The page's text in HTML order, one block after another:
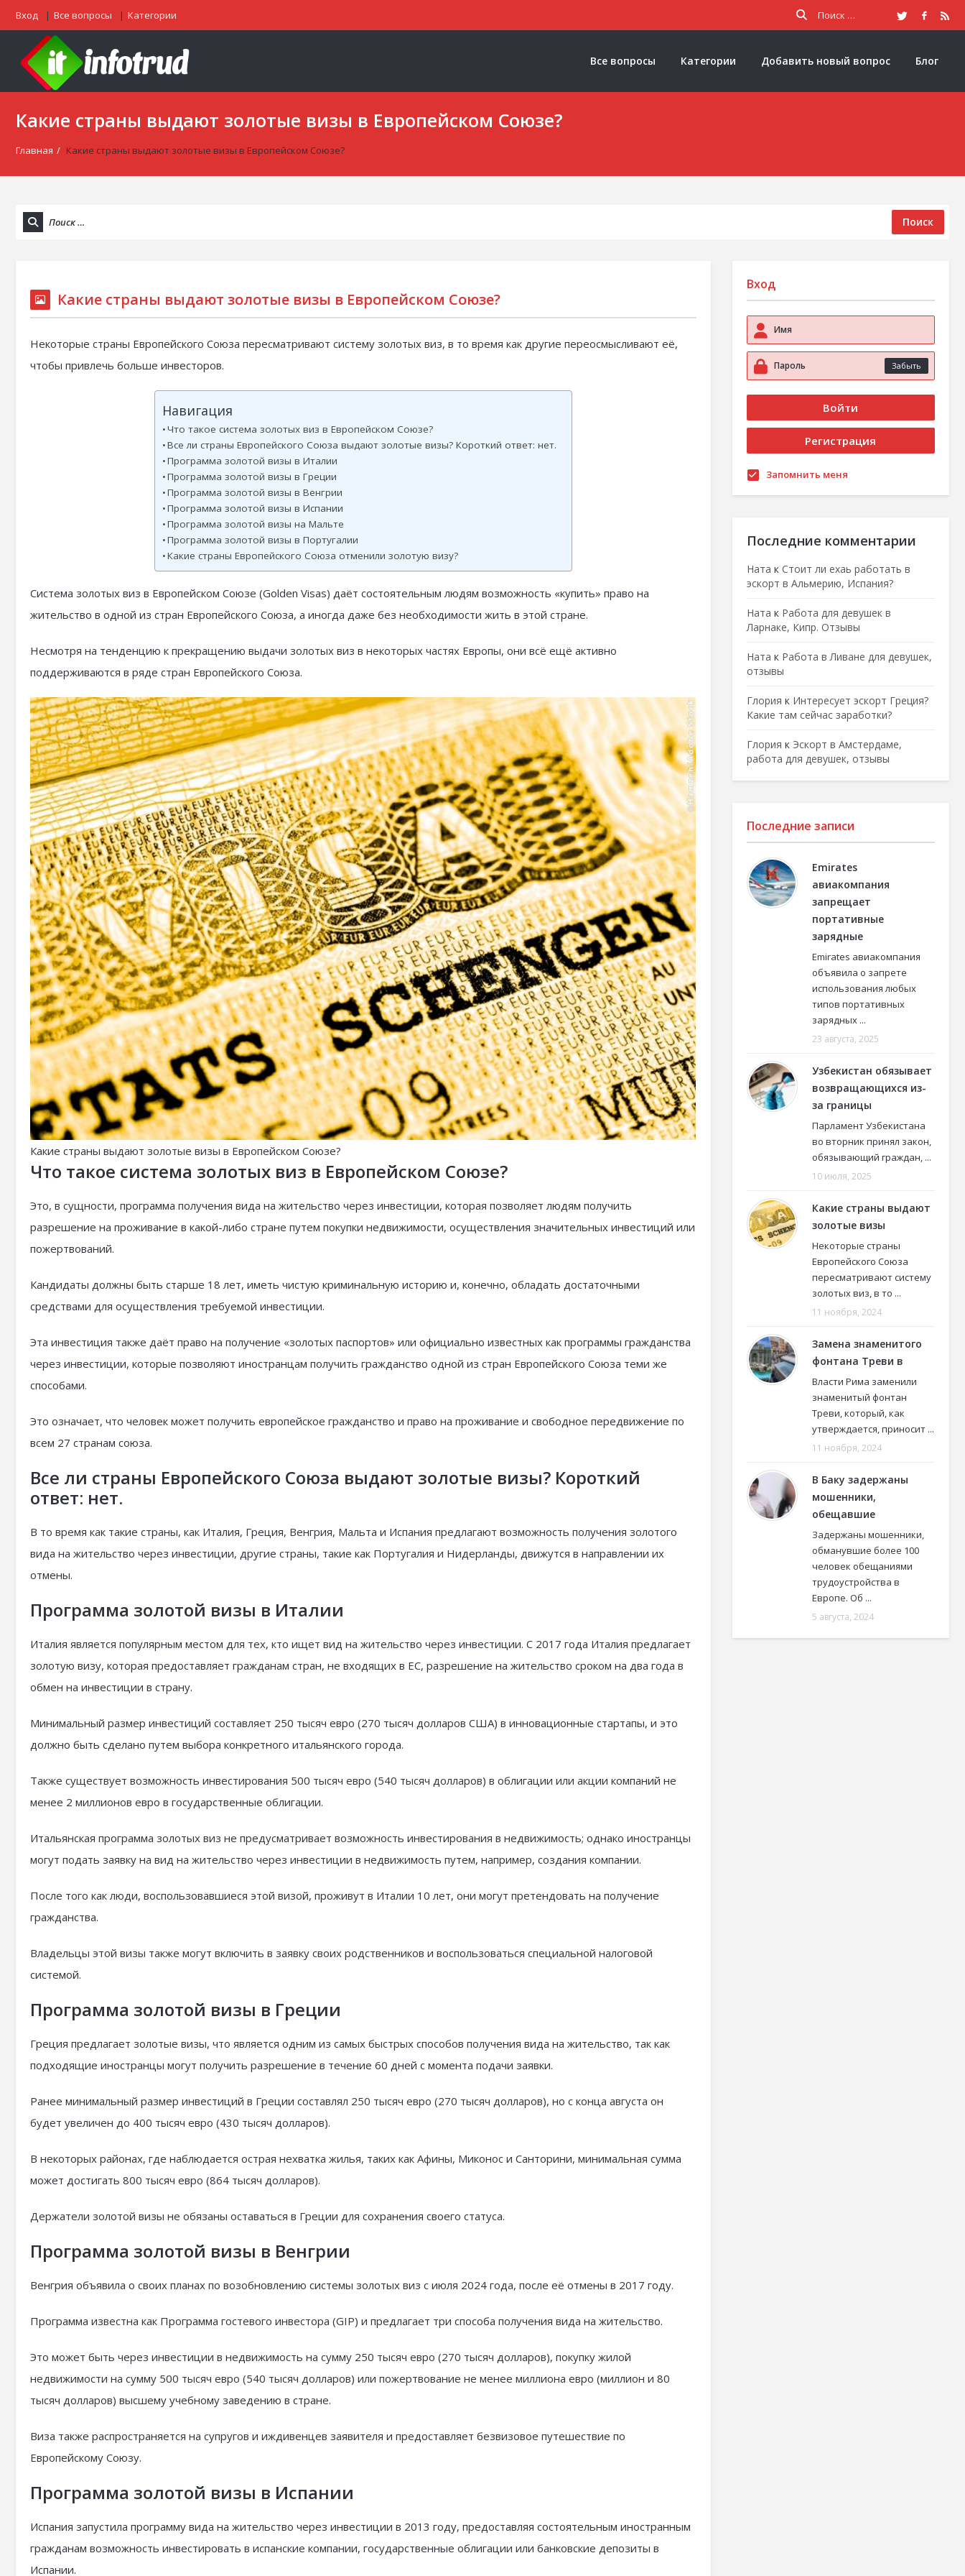
Вход Все вопросы Категории
Все вопросы Категории Добавить новый вопрос Блог
Какие страны выдают золотые визы в Европейском Союзе?
Главная / Какие страны выдают золотые визы в Европейском Союзе?
Поиск
Какие страны выдают золотые визы в Европейском Союзе?
Некоторые страны Европейского Союза пересматривают систему золотых виз, в то время как другие переосмысливают её,
чтобы привлечь больше инвесторов.
Навигация
Что такое система золотых виз в Европейском Союзе?
Все ли страны Европейского Союза выдают золотые визы? Короткий ответ: нет.
Программа золотой визы в Италии
Программа золотой визы в Греции
Программа золотой визы в Венгрии
Программа золотой визы в Испании
Программа золотой визы на Мальте
Программа золотой визы в Португалии
Какие страны Европейского Союза отменили золотую визу?
Система золотых виз в Европейском Союзе (Golden Visas) даёт состоятельным людям возможность «купить» право на
жительство в одной из стран Европейского Союза, а иногда даже без необходимости жить в этой стране.
Несмотря на тенденцию к прекращению выдачи золотых виз в некоторых частях Европы, они всё ещё активно
поддерживаются в ряде стран Европейского Союза.
Какие страны выдают золотые визы в Европейском Союзе?
Что такое система золотых виз в Европейском Союзе?
Это, в сущности, программа получения вида на жительство через инвестиции, которая позволяет людям получить
разрешение на проживание в какой-либо стране путем покупки недвижимости, осуществления значительных инвестиций или
пожертвований.
Кандидаты должны быть старше 18 лет, иметь чистую криминальную историю и, конечно, обладать достаточными
средствами для осуществления требуемой инвестиции.
Эта инвестиция также даёт право на получение «золотых паспортов» или официально известных как программы гражданства
через инвестиции, которые позволяют иностранцам получить гражданство одной из стран Европейского Союза теми же
способами.
Это означает, что человек может получить европейское гражданство и право на проживание и свободное передвижение по
всем 27 странам союза.
Все ли страны Европейского Союза выдают золотые визы? Короткий
ответ: нет.
В то время как такие страны, как Италия, Греция, Венгрия, Мальта и Испания предлагают возможность получения золотого
вида на жительство через инвестиции, другие страны, такие как Португалия и Нидерланды, движутся в направлении их
отмены.
Программа золотой визы в Италии
Италия является популярным местом для тех, кто ищет вид на жительство через инвестиции. С 2017 года Италия предлагает
золотую визу, которая предоставляет гражданам стран, не входящих в ЕС, разрешение на жительство сроком на два года в
обмен на инвестиции в страну.
Минимальный размер инвестиций составляет 250 тысяч евро (270 тысяч долларов США) в инновационные стартапы, и это
должно быть сделано путем выбора конкретного итальянского города.
Также существует возможность инвестирования 500 тысяч евро (540 тысяч долларов) в облигации или акции компаний не
менее 2 миллионов евро в государственные облигации.
Итальянская программа золотых виз не предусматривает возможность инвестирования в недвижимость; однако иностранцы
могут подать заявку на вид на жительство через инвестиции в недвижимость путем, например, создания компании.
После того как люди, воспользовавшиеся этой визой, проживут в Италии 10 лет, они могут претендовать на получение
гражданства.
Владельцы этой визы также могут включить в заявку своих родственников и воспользоваться специальной налоговой
системой.
Программа золотой визы в Греции
Греция предлагает золотые визы, что является одним из самых быстрых способов получения вида на жительство, так как
подходящие иностранцы могут получить разрешение в течение 60 дней с момента подачи заявки.
Ранее минимальный размер инвестиций в Греции составлял 250 тысяч евро (270 тысяч долларов), но с конца августа он
будет увеличен до 400 тысяч евро (430 тысяч долларов).
В некоторых районах, где наблюдается острая нехватка жилья, таких как Афины, Миконос и Санторини, минимальная сумма
может достигать 800 тысяч евро (864 тысяч долларов).
Держатели золотой визы не обязаны оставаться в Греции для сохранения своего статуса.
Программа золотой визы в Венгрии
Венгрия объявила о своих планах по возобновлению системы золотых виз с июля 2024 года, после её отмены в 2017 году.
Программа известна как Программа гостевого инвестора (GIP) и предлагает три способа получения вида на жительство.
Это может быть через инвестиции в недвижимость на сумму 250 тысяч евро (270 тысяч долларов), покупку жилой
недвижимости на сумму 500 тысяч евро (540 тысяч долларов) или пожертвование не менее миллиона евро (миллион и 80
тысяч долларов) высшему учебному заведению в стране.
Виза также распространяется на супругов и иждивенцев заявителя и предоставляет безвизовое путешествие по
Европейскому Союзу.
Программа золотой визы в Испании
Испания запустила программу вида на жительство через инвестиции в 2013 году, предоставляя состоятельным иностранным
гражданам возможность инвестировать в испанские компании, государственные облигации или банковские депозиты в
Испании.
Вход
Забыть
Запомнить меня
Последние комментарии
Ната к Стоит ли ехаь работать в
эскорт в Альмерию, Испания?
Ната к Работа для девушек в
Ларнаке, Кипр. Отзывы
Ната к Работа в Ливане для девушек,
отзывы
Глория к Интересует эскорт Греция?
Какие там сейчас заработки?
Глория к Эскорт в Амстердаме,
работа для девушек, отзывы
Последние записи
Emirates
авиакомпания
запрещает
портативные
зарядные
Emirates авиакомпания
объявила о запрете
использования любых
типов портативных
зарядных ...
23 августа, 2025
Узбекистан обязывает
возвращающихся из-
за границы
Парламент Узбекистана
во вторник принял закон,
обязывающий граждан, ...
10 июля, 2025
Какие страны выдают
золотые визы
Некоторые страны
Европейского Союза
пересматривают систему
золотых виз, в то ...
11 ноября, 2024
Замена знаменитого
фонтана Треви в
Власти Рима заменили
знаменитый фонтан
Треви, который, как
утверждается, приносит ...
11 ноября, 2024
В Баку задержаны
мошенники,
обещавшие
Задержаны мошенники,
обманувшие более 100
человек обещаниями
трудоустройства в
Европе. Об ...
5 августа, 2024